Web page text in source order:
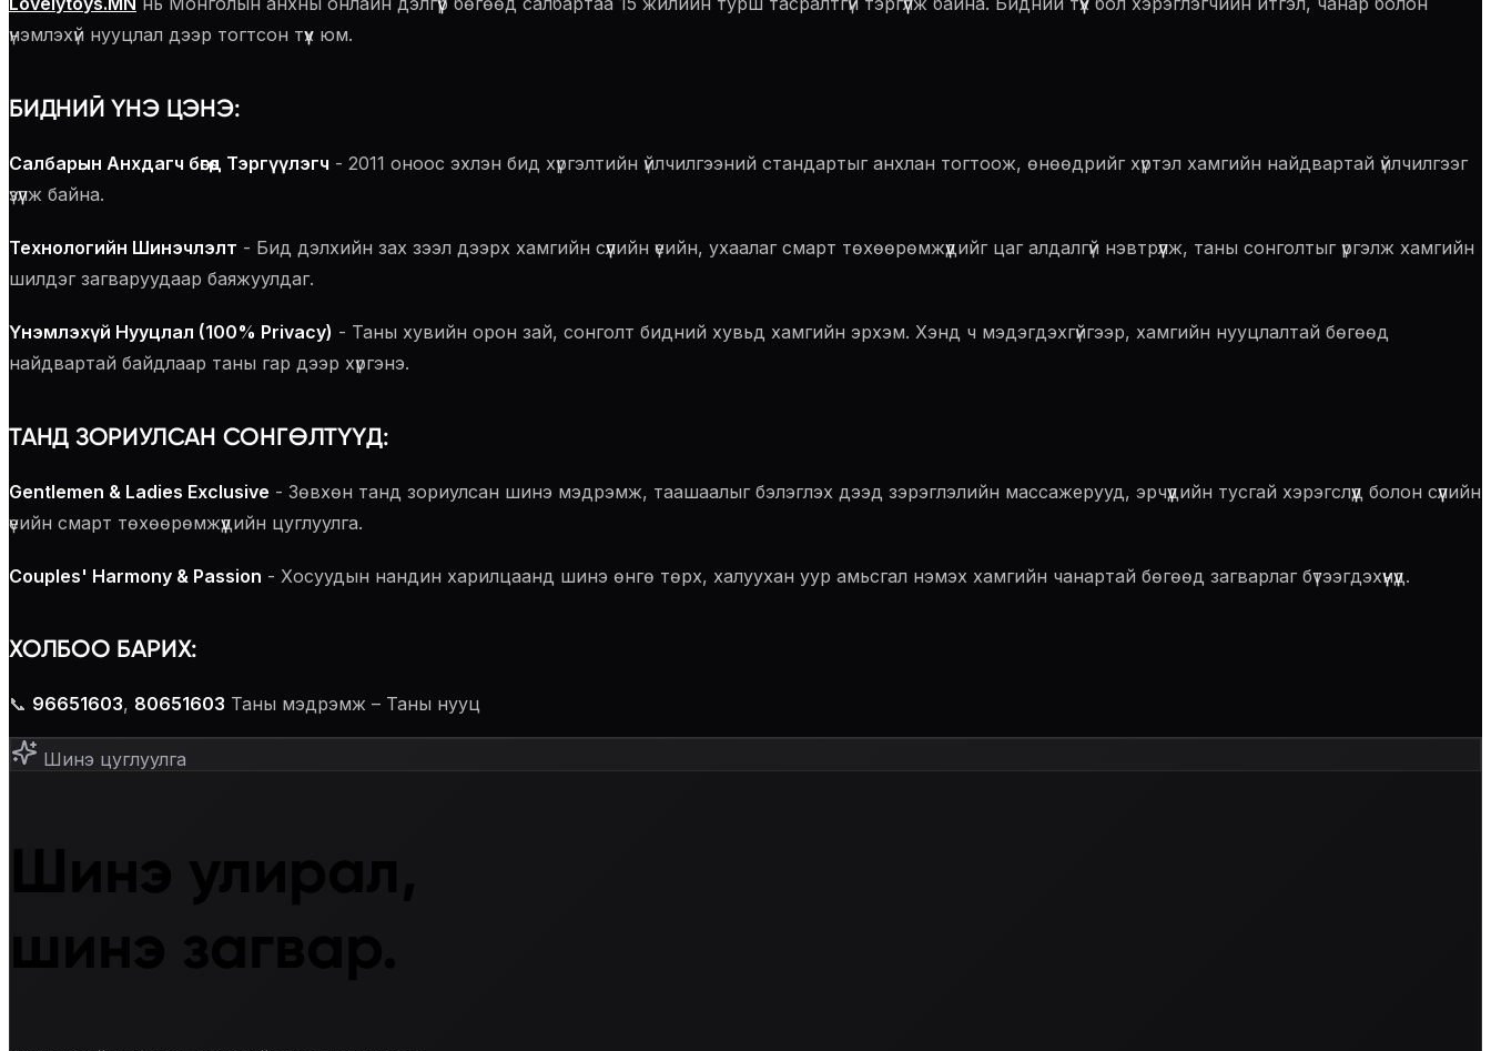
үнэмлэхүй нууцлал дээр тогтсон түүх юм.
БИДНИЙ ҮНЭ ЦЭНЭ:
Салбарын Анхдагч бөгөөд Тэргүүлэгч - 2011 оноос эхлэн бид хүргэлтийн үйлчилгээний стандартыг анхлан тогтоож, өнөөдрийг хүртэл хамгийн найдвартай үйлчилгээг
үзүүлж байна.
Технологийн Шинэчлэлт - Бид дэлхийн зах зээл дээрх хамгийн сүүлийн үеийн, ухаалаг смарт төхөөрөмжүүдийг цаг алдалгүй нэвтрүүлж, таны сонголтыг үргэлж хамгийн
шилдэг загваруудаар баяжуулдаг.
Үнэмлэхүй Нууцлал (100% Privacy) - Таны хувийн орон зай, сонголт бидний хувьд хамгийн эрхэм. Хэнд ч мэдэгдэхгүйгээр, хамгийн нууцлалтай бөгөөд
найдвартай байдлаар таны гар дээр хүргэнэ.
ТАНД ЗОРИУЛСАН СОНГӨЛТҮҮД:
Gentlemen & Ladies Exclusive - Зөвхөн танд зориулсан шинэ мэдрэмж, таашаалыг бэлэглэх дээд зэрэглэлийн массажерууд, эрчүүдийн тусгай хэрэгслүүд болон сүүлийн
үеийн смарт төхөөрөмжүүдийн цуглуулга.
Couples' Harmony & Passion - Хосуудын нандин харилцаанд шинэ өнгө төрх, халуухан уур амьсгал нэмэх хамгийн чанартай бөгөөд загварлаг бүтээгдэхүүнүүд.
ХОЛБОО БАРИХ:
📞 96651603, 80651603 Таны мэдрэмж – Таны нууц
Шинэ цуглуулга
Шинэ улирал,
шинэ загвар.